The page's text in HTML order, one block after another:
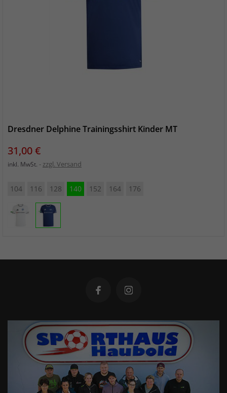
Dresdner Delphine Trainingsshirt Kinder MT
Preis
31,00 €
inkl. MwSt. zzgl. Versand
104 116 128 140 152 164 176